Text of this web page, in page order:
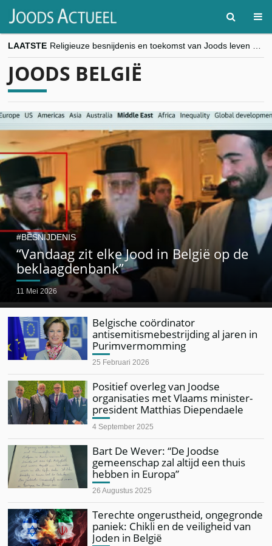
LAATSTE
“Besnijdenisdebat toont hoe moeilijk seculiere Westen minderheden begrijpt”, Jinnih Beels (Vooruit)
JOODS BELGIË
“Vandaag zit elke Jood in België op de
beklaagdenbank”
11 Mei 2026
BESNIJDENIS
Belgische coördinator
antisemitismebestrijding al jaren in
Purimvermomming
25 Februari 2026
Positief overleg van Joodse
organisaties met Vlaams minister-
president Matthias Diependaele
4 September 2025
Bart De Wever: “De Joodse
gemeenschap zal altijd een thuis
hebben in Europa”
26 Augustus 2025
Terechte ongerustheid, ongegronde
paniek: Chikli en de veiligheid van
Joden in België